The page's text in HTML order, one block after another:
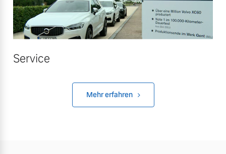
Service
Mehr erfahren